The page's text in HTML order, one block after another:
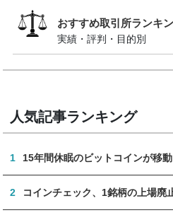
おすすめ取引所ランキ
実績・評判・目的別
人気記事ランキング
1 15年間休眠のビットコインが移
2 コインチェック、1銘柄の上場廃